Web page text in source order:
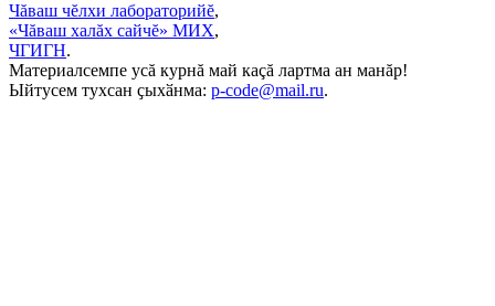
Чăваш чĕлхи лабораторийĕ,
«Чăваш халăх сайчĕ» МИХ,
ЧГИГН.
Материалсемпе усă курнă май каçă лартма ан манăр!
Ыйтусем тухсан ҫыхӑнма: p-code@mail.ru.